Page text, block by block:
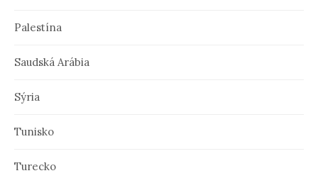
Palestína
Saudská Arábia
Sýria
Tunisko
Turecko